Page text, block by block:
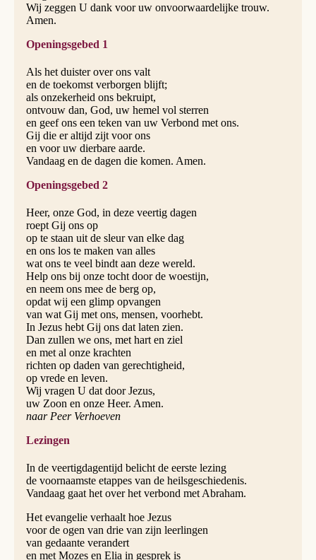
Wij zeggen U dank voor uw onvoorwaardelijke trouw.
Amen.
Openingsgebed 1
Als het duister over ons valt
en de toekomst verborgen blijft;
als onzekerheid ons bekruipt,
ontvouw dan, God, uw hemel vol sterren
en geef ons een teken van uw Verbond met ons.
Gij die er altijd zijt voor ons
en voor uw dierbare aarde.
Vandaag en de dagen die komen. Amen.
Openingsgebed 2
Heer, onze God, in deze veertig dagen
roept Gij ons op
op te staan uit de sleur van elke dag
en ons los te maken van alles
wat ons te veel bindt aan deze wereld.
Help ons bij onze tocht door de woestijn,
en neem ons mee de berg op,
opdat wij een glimp opvangen
van wat Gij met ons, mensen, voorhebt.
In Jezus hebt Gij ons dat laten zien.
Dan zullen we ons, met hart en ziel
en met al onze krachten
richten op daden van gerechtigheid,
op vrede en leven.
Wij vragen U dat door Jezus,
uw Zoon en onze Heer. Amen.
naar Peer Verhoeven
Lezingen
In de veertigdagentijd belicht de eerste lezing
de voornaamste etappes van de heilsgeschiedenis.
Vandaag gaat het over het verbond met Abraham.
Het evangelie verhaalt hoe Jezus
voor de ogen van drie van zijn leerlingen
van gedaante verandert
en met Mozes en Elia in gesprek is